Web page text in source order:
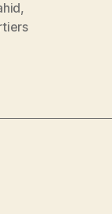
,